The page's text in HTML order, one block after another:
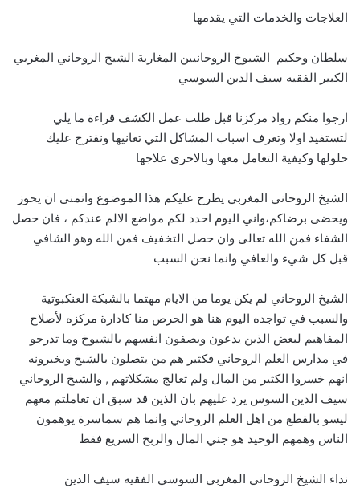
العلاجات والخدمات التي يقدمها
سلطان وحكيم الشيوخ الروحانيين المغاربة الشيخ الروحاني المغربي
الكبير الفقيه سيف الدين السوسي
ارجوا منكم رواد مركزنا قبل طلب عمل الكشف قراءة ما يلي
لتستفيد اولا وتعرف اسباب المشاكل التي تعانيها ونقترح عليك
حلولها وكيفية التعامل معها وبالاحرى علاجها
الشيخ الروحاني المغربي يطرح عليكم هذا الموضوع واتمنى ان يحوز
ويحضى برضاكم،واني اليوم احدد لكم مواضع الالم عندكم ، فان حصل
الشفاء فمن الله تعالى وان حصل التخفيف فمن الله وهو الشافي
قبل كل شيء والعافي وانما نحن السبب
الشيخ الروحاني لم يكن يوما من الايام مهتما بالشبكة العنكبوتية
والسبب في تواجده اليوم هنا هو الحرص منا كادارة مركزه لأصلاح
المفاهيم لبعض الذين يدعون ويصفون انفسهم بالشيوخ وما تدرجو
في مدارس العلم الروحاني فكثير هم من يتصلون بالشيخ ويخبرونه
انهم خسروا الكثير من المال ولم تعالج مشكلاتهم , والشيخ الروحاني
سيف الدين السوس يرد عليهم بان الذين قد سبق ان تعاملتم معهم
ليسو بالقطع من اهل العلم الروحاني وانما هم سماسرة يوهمون
الناس وهمهم الوحيد هو جني المال والربح السريع فقط
نداء الشيخ الروحاني المغربي السوسي الفقيه سيف الدين